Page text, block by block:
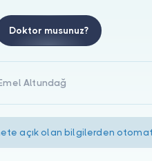
Doktor musunuz?
Emel Altundağ
açık olan bilgilerden